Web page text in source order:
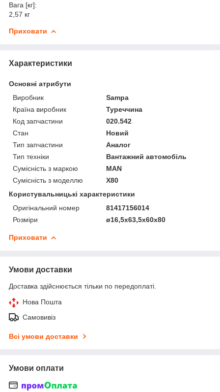
Вага [кг]:
2,57 кг
Приховати
Характеристики
Основні атрибути
Виробник
Sampa
Країна виробник
Туреччина
Код запчастини
020.542
Стан
Новий
Тип запчастини
Аналог
Тип техніки
Вантажний автомобіль
Сумісність з маркою
MAN
Сумісність з моделлю
X80
Користувальницькі характеристики
Оригінальний номер
81417156014
Розміри
ø16,5x63,5x60x80
Приховати
Умови доставки
Доставка здійснюється тільки по передоплаті.
Нова Пошта
Самовивіз
Всі умови доставки
Умови оплати